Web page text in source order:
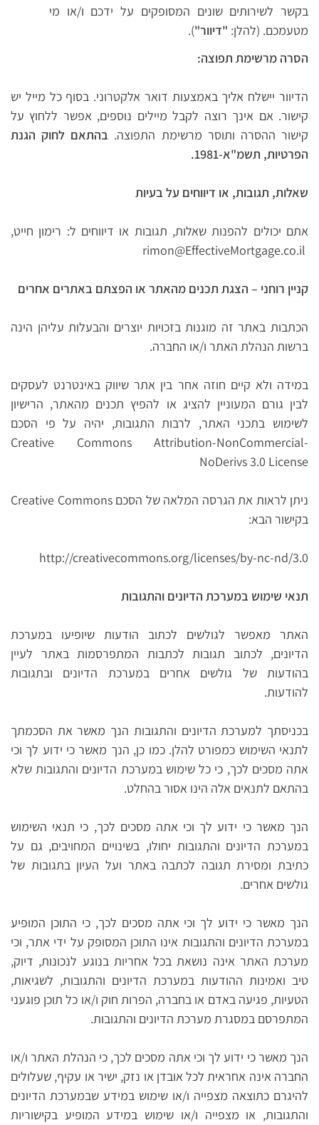
בקשר לשירותים שונים המסופקים על ידכם ו/או מי
מטעמכם. (להלן: "דיוור").
הסרה מרשימת תפוצה:
הדיוור יישלח אליך באמצעות דואר אלקטרוני. בסוף כל מייל יש
קישור. אם אינך רוצה לקבל מיילים נוספים, אפשר ללחוץ על
קישור ההסרה ותוסר מרשימת התפוצה. בהתאם לחוק הגנת
הפרטיות, תשמ"א-1981.
שאלות, תגובות, או דיווחים על בעיות
אתם יכולים להפנות שאלות, תגובות או דיווחים ל: רימון חייט,
קניין רוחני – הצגת תכנים מהאתר או הפצתם באתרים אחרים
הכתבות באתר זה מוגנות בזכויות יוצרים והבעלות עליהן הינה
ברשות הנהלת האתר ו/או החברה.
במידה ולא קיים חוזה אחר בין אתר שיווק באינטרנט לעסקים
לבין גורם המעוניין להציג או להפיץ תכנים מהאתר, הרישיון
לשימוש בתכני האתר, לרבות התגובות, יהיה על פי הסכם
Creative Commons Attribution-NonCommercial-
NoDerivs 3.0 License
ניתן לראות את הגרסה המלאה של הסכם Creative Commons
בקישור הבא:
http://creativecommons.org/licenses/by-nc-nd/3.0
תנאי שימוש במערכת הדיונים והתגובות
האתר מאפשר לגולשים לכתוב הודעות שיופיעו במערכת
הדיונים, לכתוב תגובות לכתבות המתפרסמות באתר לעיין
בהודעות של גולשים אחרים במערכת הדיונים ובתגובות
להודעות.
בכניסתך למערכת הדיונים והתגובות הנך מאשר את הסכמתך
לתנאי השימוש כמפורט להלן. כמו כן, הנך מאשר כי ידוע לך וכי
אתה מסכים לכך, כי כל שימוש במערכת הדיונים והתגובות שלא
בהתאם לתנאים אלה הינו אסור בהחלט.
הנך מאשר כי ידוע לך וכי אתה מסכים לכך, כי תנאי השימוש
במערכת הדיונים והתגובות יחולו, בשינויים המחויבים, גם על
כתיבת ומסירת תגובה לכתבה באתר ועל העיון בתגובות של
גולשים אחרים.
הנך מאשר כי ידוע לך וכי אתה מסכים לכך, כי התוכן המופיע
במערכת הדיונים והתגובות אינו התוכן המסופק על ידי אתר, וכי
מערכת האתר אינה נושאת בכל אחריות בנוגע לנכונות, דיוק,
טיב ואמינות ההודעות במערכת הדיונים והתגובות, לשגיאות,
הטעיות, פגיעה באדם או בחברה, הפרות חוק ו/או כל תוכן פוגעני
המתפרסם במסגרת מערכת הדיונים והתגובות.
הנך מאשר כי ידוע לך וכי אתה מסכים לכך, כי הנהלת האתר ו/או
החברה אינה אחראית לכל אובדן או נזק, ישיר או עקיף, שעלולים
להיגרם כתוצאה מצפייה ו/או שימוש במידע שבמערכת הדיונים
והתגובות, או מצפייה ו/או שימוש במידע המופיע בקישוריות